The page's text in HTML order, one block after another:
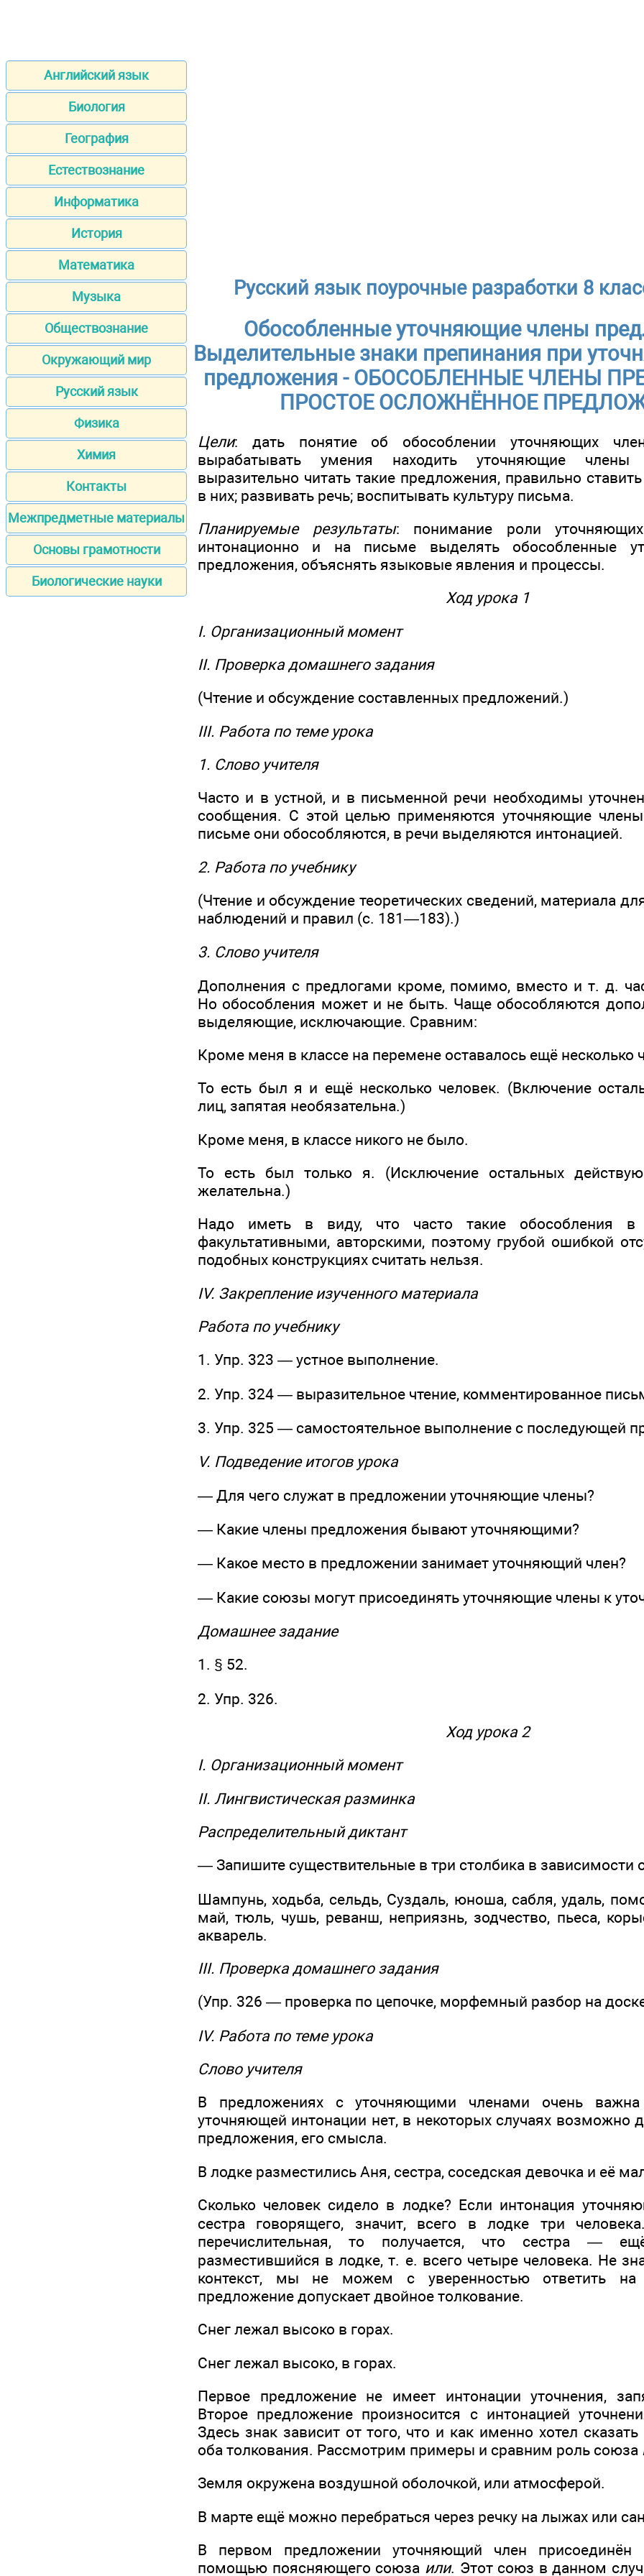
Английский язык
Биология
География
Естествознание
Информатика
История
Математика
Музыка
Обществознание
Окружающий мир
Русский язык
Физика
Химия
Контакты
Межпредметные материалы
Основы грамотности
Биологические науки
Русский язык поурочные разработки 8
Обособленные уточняющие члены
Выделительные знаки препинания при
предложения - ОБОСОБЛЕННЫЕ ЧЛЕНЫ
ПРОСТОЕ ОСЛОЖНЁННОЕ
Цели: дать понятие об обособлении уточняющих
вырабатывать умения находить уточняющие
выразительно читать такие предложения, правильно
в них; развивать речь; воспитывать культуру письма.
Планируемые результаты: понимание роли
интонационно и на письме выделять обособленные
предложения, объяснять языковые явления и процессы.
Ход урока 1
I. Организационный момент
II. Проверка домашнего задания
(Чтение и обсуждение составленных предложений.)
III. Работа по теме урока
1. Слово учителя
Часто и в устной, и в письменной речи необходимы
сообщения. С этой целью применяются уточняющие
письме они обособляются, в речи выделяются интонацией.
2. Работа по учебнику
(Чтение и обсуждение теоретических сведений, материала
наблюдений и правил (с. 181—183).)
3. Слово учителя
Дополнения с предлогами кроме, помимо, вместо и т. д.
Но обособления может и не быть. Чаще обособляются
выделяющие, исключающие. Сравним:
Кроме меня в классе на перемене оставалось ещё несколько
То есть был я и ещё несколько человек. (Включение
лиц, запятая необязательна.)
Кроме меня, в классе никого не было.
То есть был только я. (Исключение остальных
желательна.)
Надо иметь в виду, что часто такие обособления в
факультативными, авторскими, поэтому грубой ошибкой
подобных конструкциях считать нельзя.
IV. Закрепление изученного материала
Работа по учебнику
1. Упр. 323 — устное выполнение.
2. Упр. 324 — выразительное чтение, комментированное
3. Упр. 325 — самостоятельное выполнение с последующей
V. Подведение итогов урока
— Для чего служат в предложении уточняющие члены?
— Какие члены предложения бывают уточняющими?
— Какое место в предложении занимает уточняющий член?
— Какие союзы могут присоединять уточняющие члены к
Домашнее задание
1. § 52.
2. Упр. 326.
Ход урока 2
I. Организационный момент
II. Лингвистическая разминка
Распределительный диктант
— Запишите существительные в три столбика в зависимости
Шампунь, ходьба, сельдь, Суздаль, юноша, сабля, удаль,
май, тюль, чушь, реванш, неприязнь, зодчество, пьеса,
акварель.
III. Проверка домашнего задания
(Упр. 326 — проверка по цепочке, морфемный разбор на
IV. Работа по теме урока
Слово учителя
В предложениях с уточняющими членами очень важна
уточняющей интонации нет, в некоторых случаях возможно
предложения, его смысла.
В лодке разместились Аня, сестра, соседская девочка и её
Сколько человек сидело в лодке? Если интонация
сестра говорящего, значит, всего в лодке три
перечислительная, то получается, что сестра —
разместившийся в лодке, т. е. всего четыре человека. Не
контекст, мы не можем с уверенностью ответить на
предложение допускает двойное толкование.
Снег лежал высоко в горах.
Снег лежал высоко, в горах.
Первое предложение не имеет интонации уточнения,
Второе предложение произносится с интонацией
Здесь знак зависит от того, что и как именно хотел
оба толкования. Рассмотрим примеры и сравним роль союза
Земля окружена воздушной оболочкой, или атмосферой.
В марте ещё можно перебраться через речку на лыжах или
В первом предложении уточняющий член присоединён
помощью поясняющего союза или. Этот союз в данном